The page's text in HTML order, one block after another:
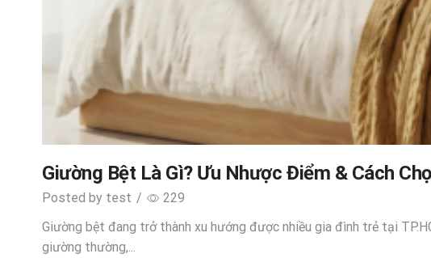
Giường Bệt Là Gì? Ưu Nhược Điểm & Cách
Posted by test /
229
Giường bệt đang trở thành xu hướng được nhiều gia đình trẻ tại
giường thường,...